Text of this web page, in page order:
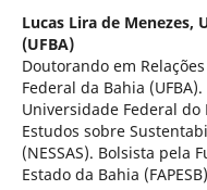
Lucas Lira de Menezes,
(UFBA)
Doutorando em
Federal da Bahia
Universidade Federal do
Estudos sobre
(NESSAS). Bolsista pela
Estado da Bahia